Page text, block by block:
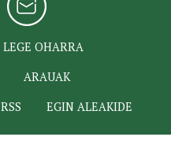
LEGE OHARRA
ARAUAK
RSS EGIN ALEAKIDE